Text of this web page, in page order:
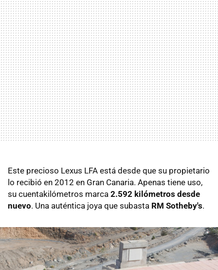
Este precioso Lexus LFA está desde que su propietario
lo recibió en 2012 en Gran Canaria. Apenas tiene uso,
su cuentakilómetros marca 2.592 kilómetros desde
nuevo. Una auténtica joya que subasta RM Sotheby's.